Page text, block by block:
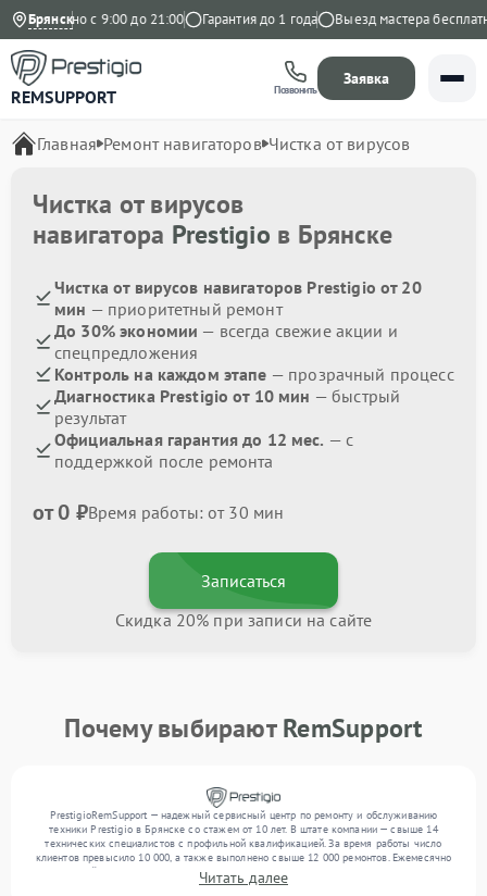
Брянскс 9:00 до 21:00 Гарантия до 1 года Выезд мастера бесплатно
REMSUPPORT Позвонить
Заявка
Главная Ремонт навигаторов Чистка от вирусов
Чистка от вирусов
навигатора Prestigio в Брянске
Чистка от вирусов навигаторов Prestigio от 20
мин — приоритетный ремонт
До 30% экономии — всегда свежие акции и
спецпредложения
Контроль на каждом этапе — прозрачный процесс
Диагностика Prestigio от 10 мин — быстрый
результат
Официальная гарантия до 12 мес. — с
поддержкой после ремонта
от 0 ₽Время работы: от 30 мин
Записаться
Скидка 20% при записи на сайте
Почему выбираютRemSupport
PrestigioRemSupport — надежный сервисный центр по ремонту и обслуживанию
техники Prestigio в Брянске со стажем от 10 лет. В штате компании — свыше 14
технических специалистов с профильной квалификацией. За время работы число
клиентов превысило 10 000, а также выполнено свыше 12 000 ремонтов. Ежемесячно
в сервисный центр поступает свыше 300 единиц техники, включая , , . Мы беремся за
задачи любой сложности и обеспечиваем надежный результат благодаря отлаженным
Читать далее